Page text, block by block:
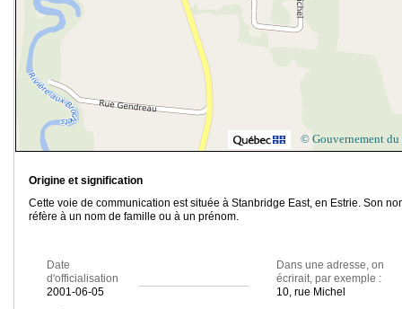
© Gouvernement du
Origine et signification
Cette voie de communication est située à Stanbridge East, en Estrie. Son
réfère à un nom de famille ou à un prénom.
Date
d'officialisation
2001-06-05
Dans une adresse, on
écrirait, par exemple :
10, rue Michel